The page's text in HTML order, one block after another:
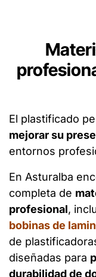
El plastificado
mejorar su
entornos
En Asturalba
completa de
profesional,
bobinas de
de
diseñadas para
durabilidad de